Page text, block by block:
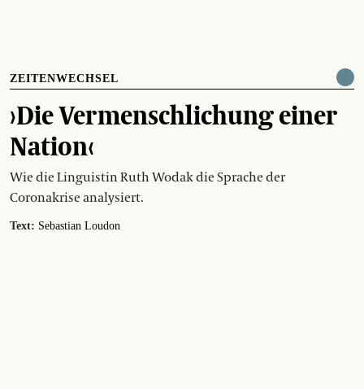
ZEITENWECHSEL
›Die Vermenschlichung einer
Nation‹
Wie die Linguistin Ruth Wodak die Sprache der
Coronakrise analysiert.
Text: Sebastian Loudon